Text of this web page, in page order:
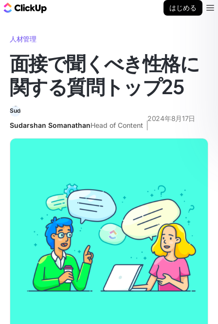
はじめる
人材管理
面接で聞くべき性格に
関する質問トップ25
Sudarshan SomanathanHead of Content
2024年8月17日